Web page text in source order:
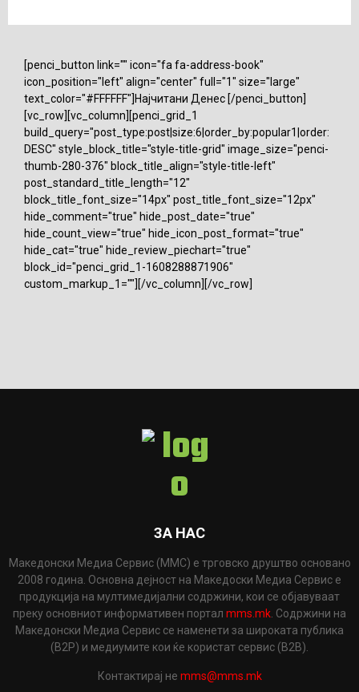
[penci_button link="" icon="fa fa-address-book"
icon_position="left" align="center" full="1" size="large"
text_color="#FFFFFF"]Најчитани Денес [/penci_button]
[vc_row][vc_column][penci_grid_1
build_query="post_type:post|size:6|order_by:popular1|order:
DESC" style_block_title="style-title-grid" image_size="penci-
thumb-280-376" block_title_align="style-title-left"
post_standard_title_length="12"
block_title_font_size="14px" post_title_font_size="12px"
hide_comment="true" hide_post_date="true"
hide_count_view="true" hide_icon_post_format="true"
hide_cat="true" hide_review_piechart="true"
block_id="penci_grid_1-1608288871906"
custom_markup_1=""][/vc_column][/vc_row]
ЗА НАС
Македонски Медиа Сервис (ММС) е трговско друштво основано
2008 година. Основна дејност на Македоски Медиа Сервис е
продукција на мултимедијални содржини, кои се објавуваат
преку основниот информативен портал mms.mk . Содржини на
Македонски Медиа Сервис се наменети за широката публика
(B2P) и медиумите кои ќе користат сервис (B2B).
Контактирај не mms@mms.mk